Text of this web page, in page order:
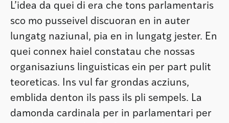
L’idea da quei di era che tons parlamentaris
sco mo pusseivel discuoran en in auter
lungatg naziunal, pia en in lungatg jester. En
quei connex haiel constatau che nossas
organisaziuns linguisticas ein per part pulit
teoreticas. Ins vul far grondas acziuns,
emblida denton ils pass ils pli sempels. La
damonda cardinala per in parlamentari per